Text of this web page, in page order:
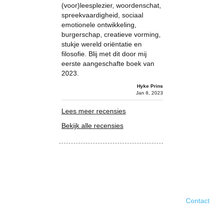
(voor)leesplezier, woordenschat,
spreekvaardigheid, sociaal
emotionele ontwikkeling,
burgerschap, creatieve vorming,
stukje wereld oriëntatie en
filosofie. Blij met dit door mij
eerste aangeschafte boek van
2023.
Hyke Prins
Jan 8, 2023
Lees meer recensies
Bekijk alle recensies
Contact